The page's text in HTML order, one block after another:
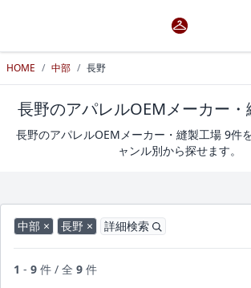
HOME / 中部 / 長野
長野のアパレルOEMメーカー
長野のアパレルOEMメーカー・縫製工場 9件
ャンル別から探せます。
中部 × 長野 × 詳細検索
1 - 9 件 / 全 9 件